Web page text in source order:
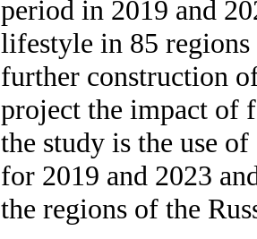
period in 2019 and
lifestyle in 85 regions
further construction
project the impact of
the study is the use
for 2019 and 2023
the regions of the